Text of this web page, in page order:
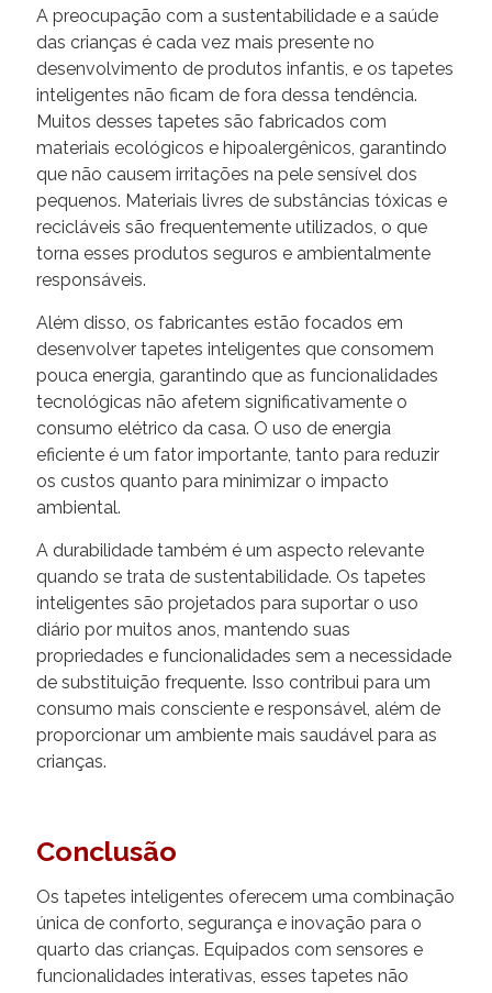
A preocupação com a sustentabilidade e a saúde
das crianças é cada vez mais presente no
desenvolvimento de produtos infantis, e os tapetes
inteligentes não ficam de fora dessa tendência.
Muitos desses tapetes são fabricados com
materiais ecológicos e hipoalergênicos, garantindo
que não causem irritações na pele sensível dos
pequenos. Materiais livres de substâncias tóxicas e
recicláveis são frequentemente utilizados, o que
torna esses produtos seguros e ambientalmente
responsáveis.
Além disso, os fabricantes estão focados em
desenvolver tapetes inteligentes que consomem
pouca energia, garantindo que as funcionalidades
tecnológicas não afetem significativamente o
consumo elétrico da casa. O uso de energia
eficiente é um fator importante, tanto para reduzir
os custos quanto para minimizar o impacto
ambiental.
A durabilidade também é um aspecto relevante
quando se trata de sustentabilidade. Os tapetes
inteligentes são projetados para suportar o uso
diário por muitos anos, mantendo suas
propriedades e funcionalidades sem a necessidade
de substituição frequente. Isso contribui para um
consumo mais consciente e responsável, além de
proporcionar um ambiente mais saudável para as
crianças.
Conclusão
Os tapetes inteligentes oferecem uma combinação
única de conforto, segurança e inovação para o
quarto das crianças. Equipados com sensores e
funcionalidades interativas, esses tapetes não